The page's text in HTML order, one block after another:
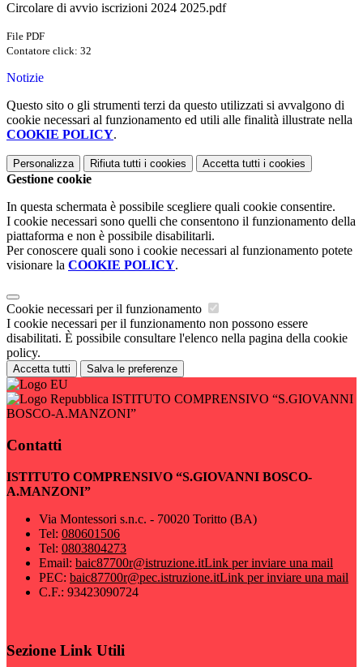
Circolare di avvio iscrizioni 2024 2025.pdf
File PDF
Contatore click: 32
Notizie
Questo sito o gli strumenti terzi da questo utilizzati si avvalgono di
cookie necessari al funzionamento ed utili alle finalità illustrate nella
COOKIE POLICY.
Personalizza Rifiuta tutti i cookies Accetta tutti i cookies
Gestione cookie
In questa schermata è possibile scegliere quali cookie consentire.
I cookie necessari sono quelli che consentono il funzionamento della
piattaforma e non è possibile disabilitarli.
Per conoscere quali sono i cookie necessari al funzionamento potete
visionare la COOKIE POLICY.
Cookie necessari per il funzionamento
I cookie necessari per il funzionamento non possono essere
disabilitati. È possibile consultare l'elenco nella pagina della cookie
policy.
Accetta tutti Salva le preferenze
ISTITUTO COMPRENSIVO “S.GIOVANNI
BOSCO-A.MANZONI”
Contatti
ISTITUTO COMPRENSIVO “S.GIOVANNI BOSCO-
A.MANZONI”
Via Montessori s.n.c. - 70020 Toritto (BA)
Tel: 080601506
Tel: 0803804273
Email: baic87700r@istruzione.itLink per inviare una mail
PEC: baic87700r@pec.istruzione.itLink per inviare una mail
C.F.: 93423090724
Sezione Link Utili